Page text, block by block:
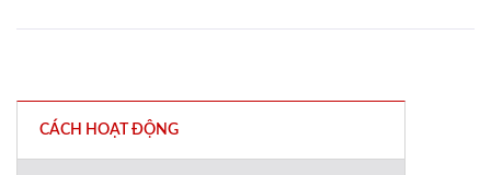
CÁCH HOẠT ĐỘNG